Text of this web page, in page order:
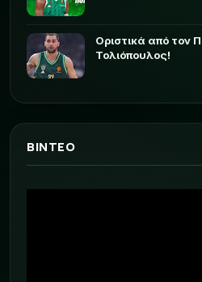
Οριστικά από τον
Τολιόπουλος!
ΒΙΝΤΕΟ